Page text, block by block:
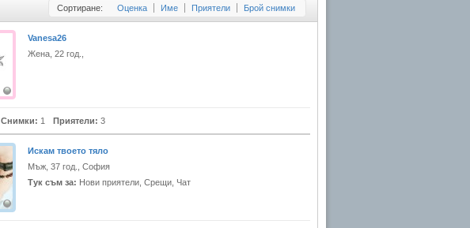
Сортиране: Оценка Име Приятели Брой снимки
Vanesa26
Жена, 22 год.,
Снимки: 1 Приятели: 3
Искам твоето тяло
Мъж, 37 год., София
Тук съм за: Нови приятели, Срещи, Чат